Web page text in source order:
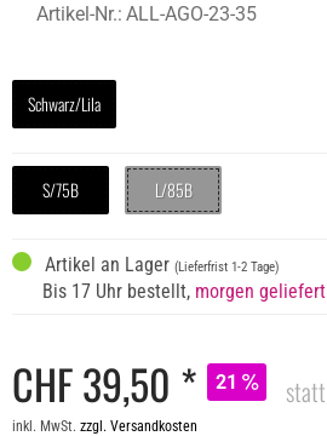
Artikel-Nr.: ALL-AGO-23-35
Schwarz/Lila
S/75B L/85B
Artikel an Lager (Lieferfrist 1-2 Tage)
Bis 17 Uhr bestellt, morgen geliefert
CHF 39,50 * 21 statt
inkl. MwSt. zzgl. Versandkosten